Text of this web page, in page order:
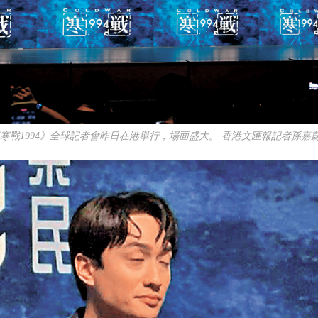
戰1994》全球記者會昨日在港舉行，場面盛大。 香港文匯報記者孫嘉